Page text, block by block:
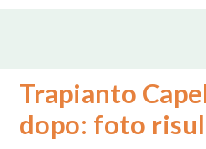
Trapianto
dopo: foto